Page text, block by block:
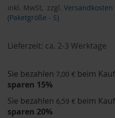
inkl. MwSt, zzgl. Versandkosten
(Paketgröße - S)
Lieferzeit: ca. 2-3 Werktage
Sie bezahlen 7,00 € beim
sparen 15%
Sie bezahlen 6,59 € beim
sparen 20%